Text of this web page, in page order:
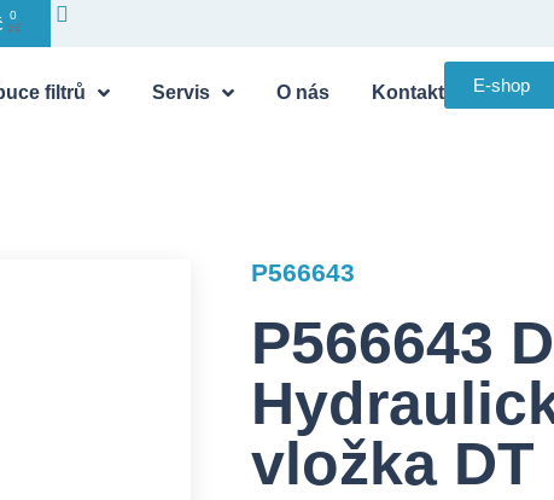
0
filtrů Servis O nás Kontakt E-shop
P566643
P566643
vložka DT